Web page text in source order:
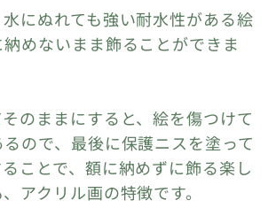
にぬれても強い耐水性がある絵
めないまま飾ることができま
のままにすると、絵を傷つけて
ので、最後に保護ニスを塗って
ことで、額に納めずに飾る楽し
アクリル画の特徴です。